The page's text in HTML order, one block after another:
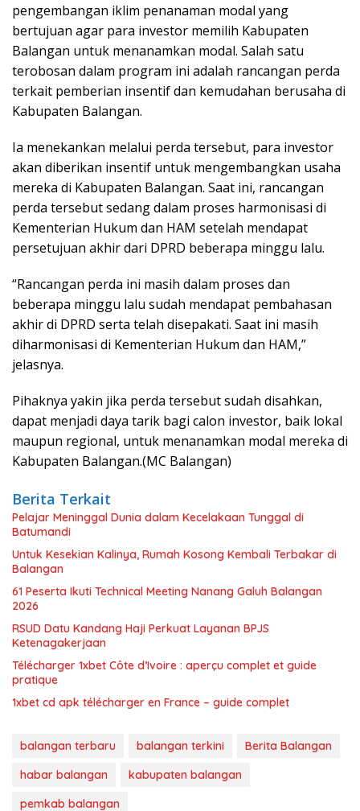
pengembangan iklim penanaman modal yang
bertujuan agar para investor memilih Kabupaten
Balangan untuk menanamkan modal. Salah satu
terobosan dalam program ini adalah rancangan perda
terkait pemberian insentif dan kemudahan berusaha di
Kabupaten Balangan.
Ia menekankan melalui perda tersebut, para investor
akan diberikan insentif untuk mengembangkan usaha
mereka di Kabupaten Balangan. Saat ini, rancangan
perda tersebut sedang dalam proses harmonisasi di
Kementerian Hukum dan HAM setelah mendapat
persetujuan akhir dari DPRD beberapa minggu lalu.
“Rancangan perda ini masih dalam proses dan
beberapa minggu lalu sudah mendapat pembahasan
akhir di DPRD serta telah disepakati. Saat ini masih
diharmonisasi di Kementerian Hukum dan HAM,”
jelasnya.
Pihaknya yakin jika perda tersebut sudah disahkan,
dapat menjadi daya tarik bagi calon investor, baik lokal
maupun regional, untuk menanamkan modal mereka di
Kabupaten Balangan.(MC Balangan)
Berita Terkait
Pelajar Meninggal Dunia dalam Kecelakaan Tunggal di
Batumandi
Untuk Kesekian Kalinya, Rumah Kosong Kembali Terbakar di
Balangan
61 Peserta Ikuti Technical Meeting Nanang Galuh Balangan
2026
RSUD Datu Kandang Haji Perkuat Layanan BPJS
Ketenagakerjaan
Télécharger 1xbet Côte d’Ivoire : aperçu complet et guide
pratique
1xbet cd apk télécharger en France – guide complet
balangan terbaru balangan terkini
Berita Balangan
habar balangan
kabupaten balangan
pemkab balangan